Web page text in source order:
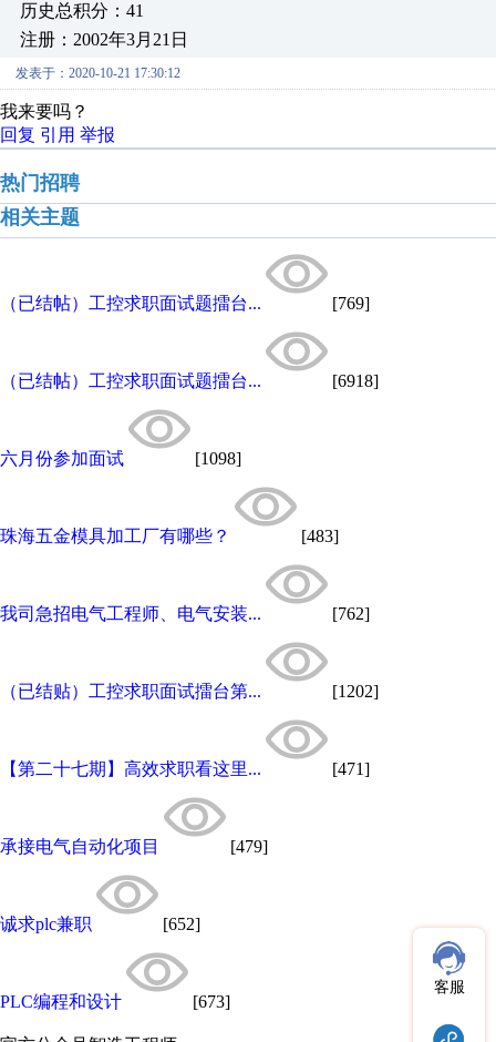
历史总积分：41
注册：2002年3月21日
发表于：2020-10-21 17:30:12
我来要吗？
回复 引用 举报
热门招聘
相关主题
（已结帖）工控求职面试题擂台... [769]
（已结帖）工控求职面试题擂台... [6918]
六月份参加面试 [1098]
珠海五金模具加工厂有哪些？ [483]
我司急招电气工程师、电气安装... [762]
（已结贴）工控求职面试擂台第... [1202]
【第二十七期】高效求职看这里... [471]
承接电气自动化项目 [479]
诚求plc兼职 [652]
PLC编程和设计 [673]
客服